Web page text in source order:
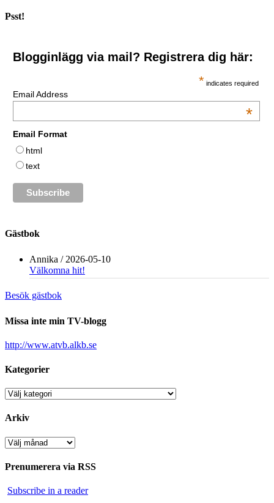
Psst!
Blogginlägg via mail? Registrera dig här:
* indicates required
Email Address
*
Email Format
html
text
Gästbok
Annika / 2026-05-10
Välkomna hit!
Besök gästbok
Missa inte min TV-blogg
http://www.atvb.alkb.se
Kategorier
Kategorier
Arkiv
Arkiv
Prenumerera via RSS
Subscribe in a reader